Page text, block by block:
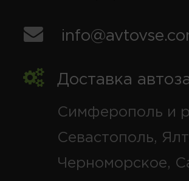
Доставка
Симферополь и
Севастополь,
Черноморское,